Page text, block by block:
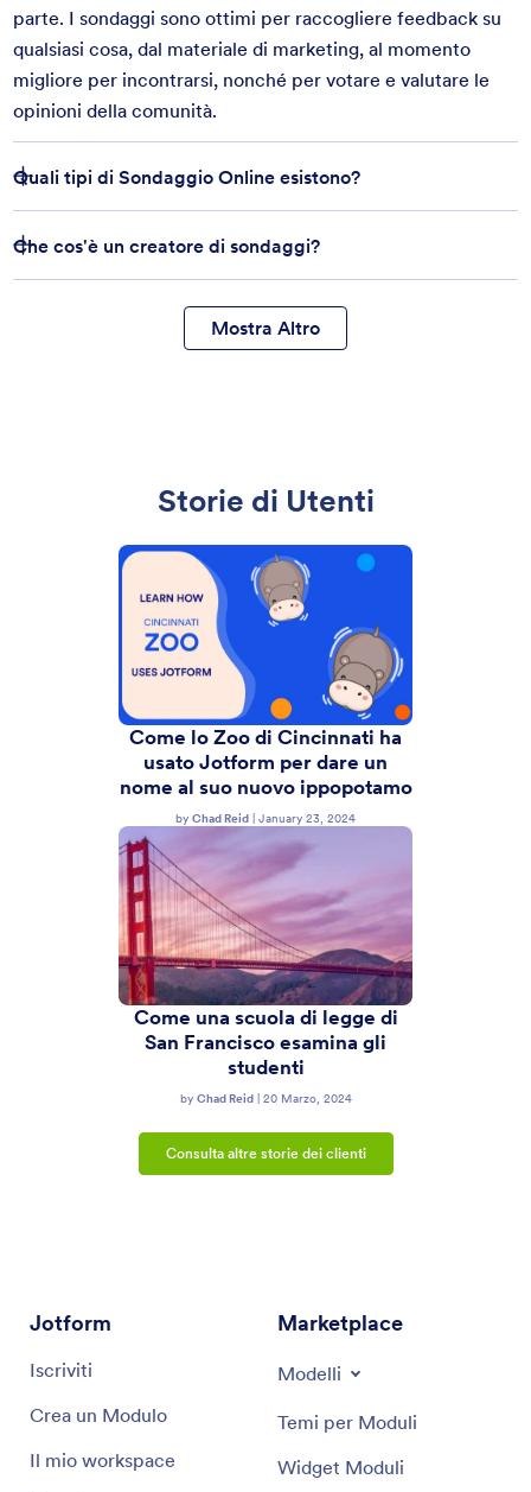
parte. I sondaggi sono ottimi per raccogliere feedback su
qualsiasi cosa, dal materiale di marketing, al momento
migliore per incontrarsi, nonché per votare e valutare le
opinioni della comunità.
Quali tipi di Sondaggio Online esistono?
Che cos'è un creatore di sondaggi?
Mostra Altro
Storie di Utenti
Come lo Zoo di Cincinnati ha
usato Jotform per dare un
nome al suo nuovo ippopotamo
by Chad Reid January 23, 2024
Come una scuola di legge di
San Francisco esamina gli
studenti
by Chad Reid| 20 Marzo, 2024
Consulta altre storie dei clienti
Jotform
Iscriviti
Crea un Modulo
Il mio workspace
Marketplace
Modelli
Temi per Moduli
Widget Moduli